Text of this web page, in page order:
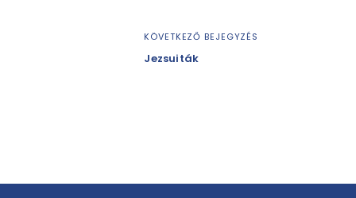
KÖVETKEZŐ BEJEGYZÉS
Jezsuiták